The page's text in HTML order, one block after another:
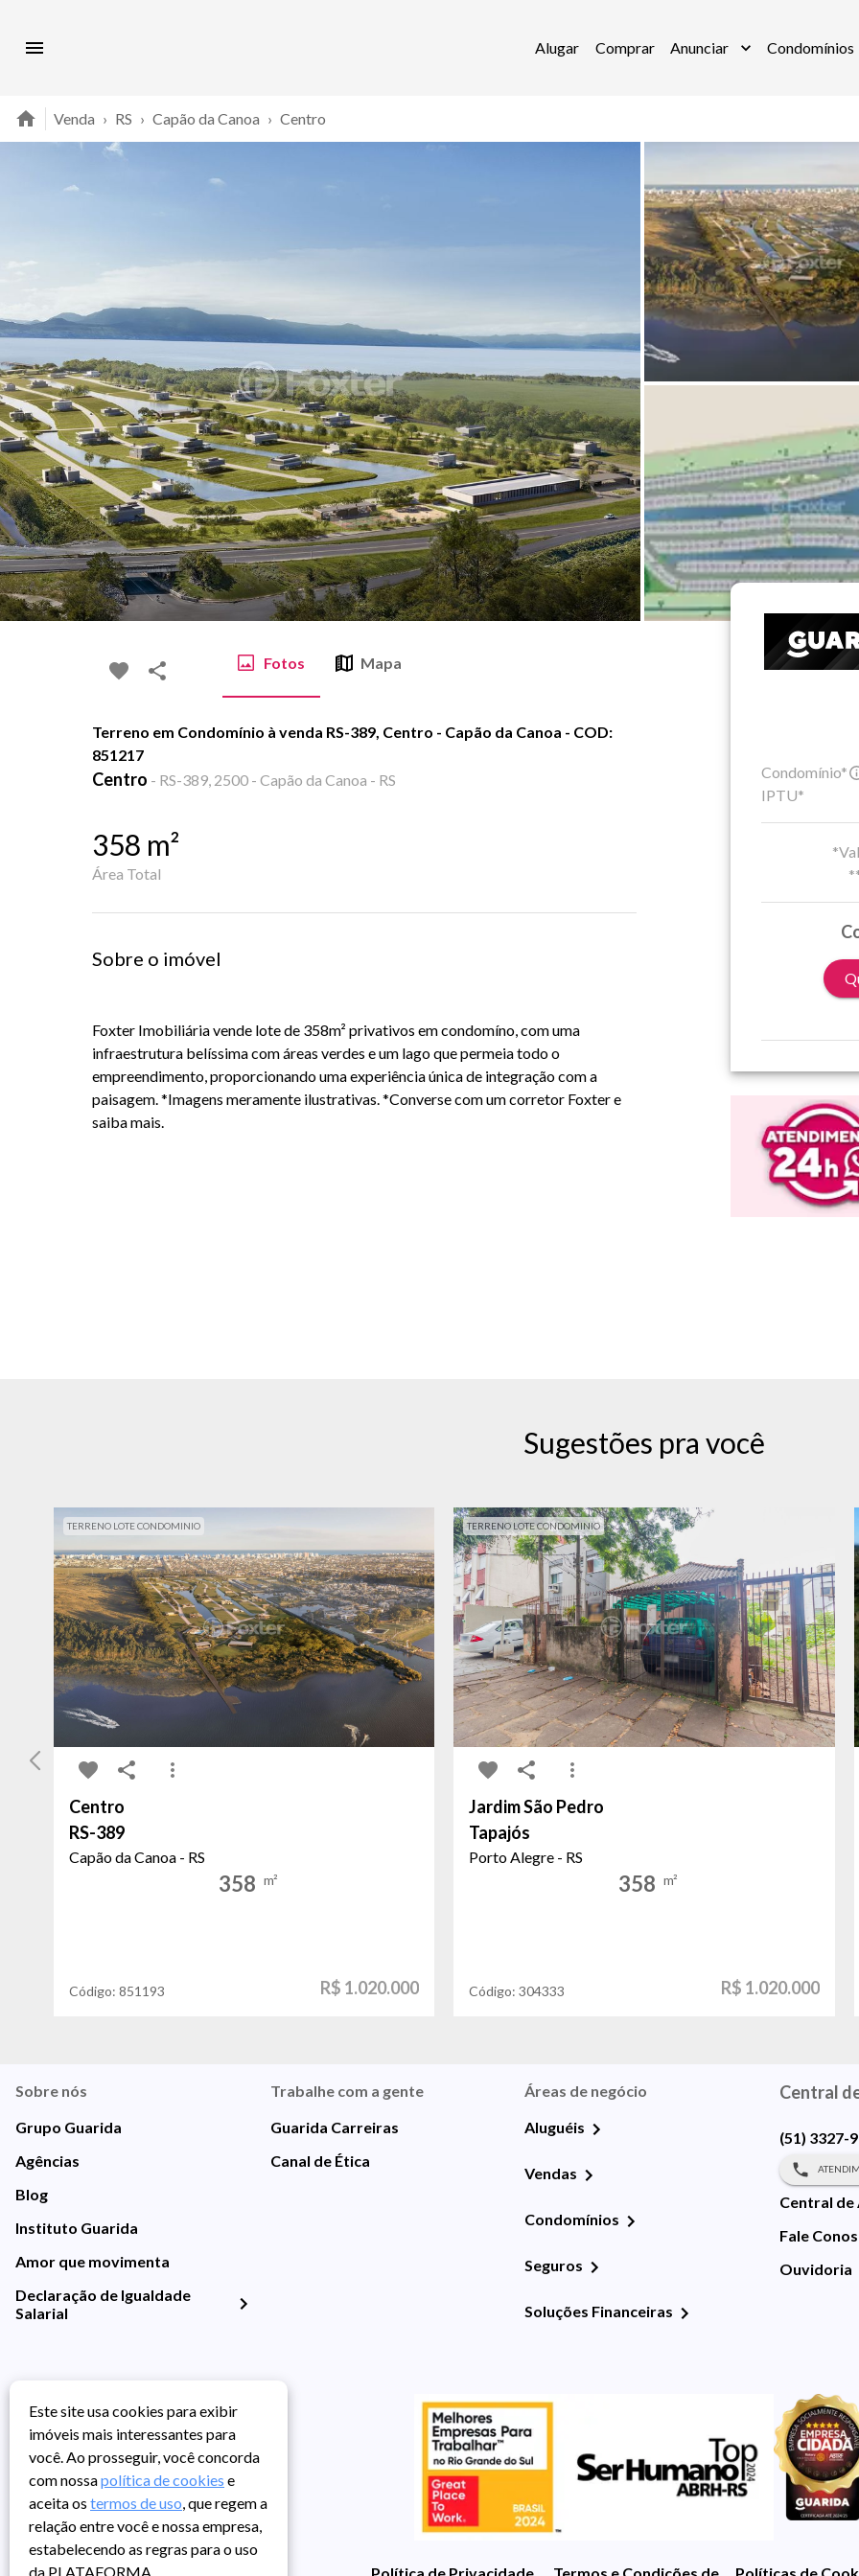
Alugar Comprar Anunciar Condomínios
Venda › RS › Capão da Canoa › Centro
Fotos Mapa
Terreno em Condomínio à venda RS-389, Centro - Capão da Canoa - COD:
851217
Centro - RS-389, 2500 - Capão da Canoa - RS
358 m²
Área Total
Sobre o imóvel
Foxter Imobiliária vende lote de 358m² privativos em condomíno, com uma
infraestrutura belíssima com áreas verdes e um lago que permeia todo o
empreendimento, proporcionando uma experiência única de integração com a
paisagem. *Imagens meramente ilustrativas. *Converse com um corretor Foxter e
saiba mais.
Condomínio*
IPTU*
Sugestões pra você
TERRENO LOTE CONDOMINIO
Centro
RS-389
Capão da Canoa - RS
358 m²
Código: 851193 R$ 1.020.000
TERRENO LOTE CONDOMINIO
Jardim São Pedro
Tapajós
Porto Alegre - RS
358 m²
Código:304333 R$ 1.020.000
Sobre nós
Grupo Guarida
Agências
Blog
Instituto Guarida
Amor que movimenta
Declaração de Igualdade
Salarial
Trabalhe com a gente
Guarida Carreiras
Canal de Ética
Áreas de negócio
Aluguéis
Vendas
Condomínios
Seguros
Soluções Financeiras
Central
(51) 3327-
Central de
Fale
Ouvidoria
Política de Privacidade Termos e Condições de UsoPolíticas de
Este site usa cookies para exibir
imóveis mais interessantes para
você. Ao prosseguir, você concorda
com nossapolítica de cookies e
aceita os termos de uso, que regem a
relação entre você e nossa empresa,
estabelecendo as regras para o uso
da PLATAFORMA.